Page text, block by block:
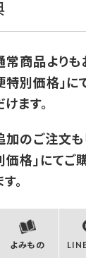
よみもの
常商品よりも
特別価格」に
けます。
加のご注文も
価格」にてご
す。
定期便をご利
ま限定のお得な